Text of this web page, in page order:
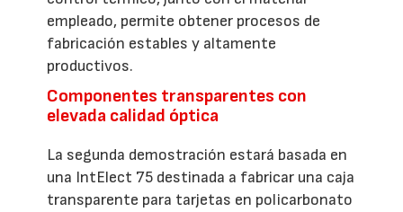
empleado, permite obtener procesos de
fabricación estables y altamente
productivos.
Componentes transparentes con
elevada calidad óptica
La segunda demostración estará basada en
una IntElect 75 destinada a fabricar una caja
transparente para tarjetas en policarbonato